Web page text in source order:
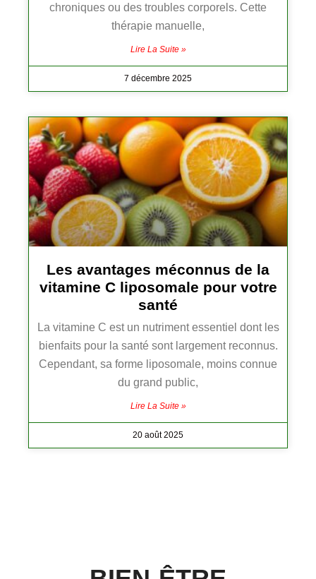
chroniques ou des troubles corporels. Cette
thérapie manuelle,
Lire La Suite »
7 décembre 2025
Les avantages méconnus de la
vitamine C liposomale pour votre
santé
La vitamine C est un nutriment essentiel dont les
bienfaits pour la santé sont largement reconnus.
Cependant, sa forme liposomale, moins connue
du grand public,
Lire La Suite »
20 août 2025